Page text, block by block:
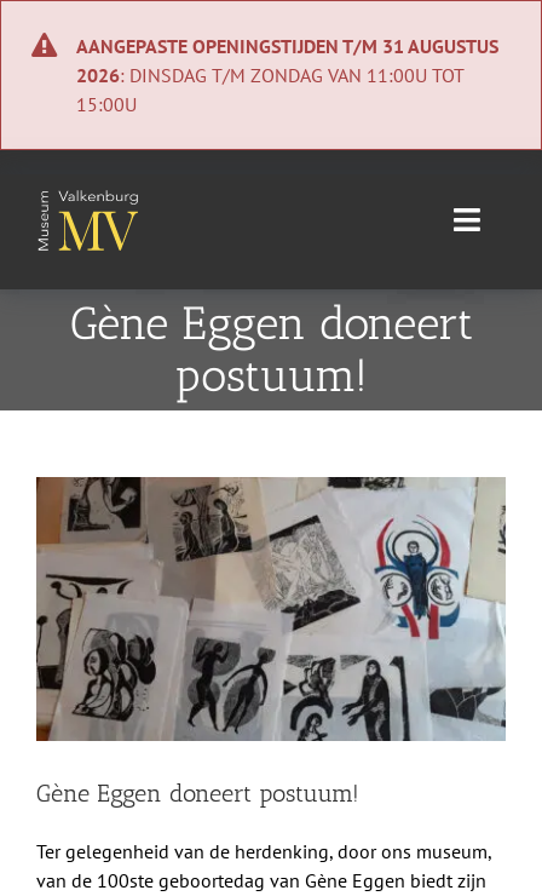
naar
AANGEPASTE OPENINGSTIJDEN T/M 31 AUGUSTUS
2026: DINSDAG T/M ZONDAG VAN 11:00U TOT
15:00U
Toggle
Home
Collectie
Shop
Over Ons
BEZOEK
Gène Eggen doneert
postuum!
Bekijk
grotere
afbeelding
Gène Eggen doneert postuum!
Ter gelegenheid van de herdenking, door ons museum,
van de 100ste geboortedag van Gène Eggen biedt zijn